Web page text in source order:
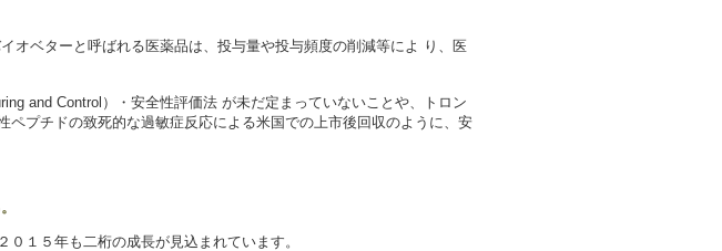
オベターと呼ばれる医薬品は、投与量や投与頻度の削減等によ り、医
and Control）・安全性評価法 が未だ定まっていないことや、トロン
プチドの致死的な過敏症反応による米国での上市後回収のように、安
１５年も二桁の成長が見込まれています。